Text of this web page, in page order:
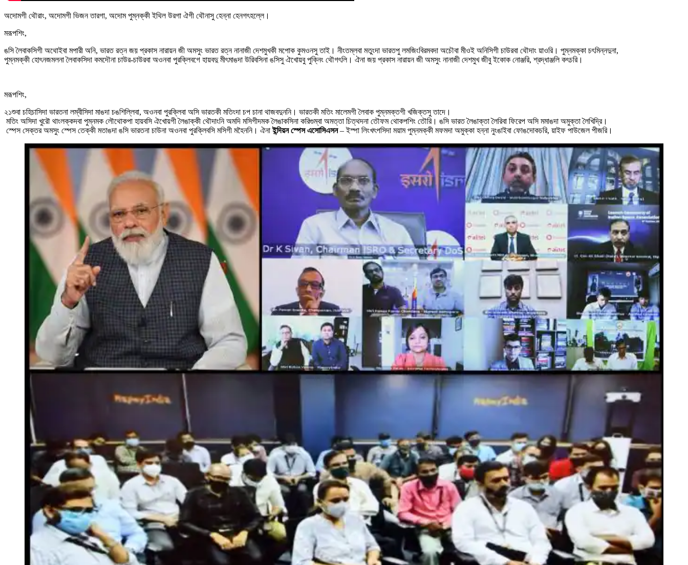
অদোমগী থৌরাং, অদোমগী ভিজন তারগা, অদোম পুম্নক্কী ইথিল উরগা ঐগী থৌনাসু হেন্না হেনগৎহল্লে‍।
মরূপশিং,
ঙসি লৈবাকসিগী অথোইবা মপারী অনি, ভারত রত্ন জয় প্রকাস নারায়ন জী অমসুং ভারত রত্ন নানাজী দেশমুখকী মপোক কুমওনসু তাই‍। নীংতম্লবা মতুংদা ভারতপু লমজিংবিরমবদা অচৌবা মীওই অনিসিগী চাউরবা থৌদাং য়াওরি‍। পুম্নমক্কা চৎমিন্নদুনা,
পুম্নমক্কী হোৎনজমলনা লৈবাকসিদা কমদৌনা চাউর-চাউরবা অওনবা পুরক্লিবগে হায়বদু মীৎমাঙদা উরিবসিনা ঙসিসু ঐখোয়বু পুক্নিং থৌগৎলি‍। ঐনা জয় প্রকাস নারায়ন জী অমসুং নানাজী দেশমুখ জীবু ইকোক নোঞ্জরি, শ্রদ্ধাঞ্জলি কৎচরি‍।
মরূপশিং,
২১শুবা চহিচাসিদা ভারতনা লম্বীসিদা মাঙদা চঙশিল্লিবা, অওনবা পুরক্লিবা অসি ভারতকী মতিংদা চপ চানা থাজবদুননি‍। ভারতকী মতিং মালেমগী লৈবাক পুম্নমক্তগী খজিক্তসু তাদে‍।
মতিং অসিদা খুরৌ থাংলক্কদবা পুম্নমক লৌথোকপা হায়বসি ঐখোয়গী লৈঙাক্কী থৌদাংনি অমদি মসিগীদমক লৈঙাকসিনা করিগুম্বা অমত্তা চিত্থদনা তৌফম থোকপশিং তৌরি‍। ঙসি ভারত লৈঙাক্তা লৈরিবা ফিরেপ অসি মমাঙদা অমুক্তা লৈখিদ্রি‍।
স্পেস সেক্তর অমসুং স্পেস তেক্কী মতাঙদা ঙসি ভারতনা চাউনা অওনবা পুরক্লিবসি মসিগী মহৈননি‍। ঐনাইন্দিয়ন স্পেস এসোসিএসন– ইস্পা লিংখৎপসিদা ময়াম পুম্নমক্কী মফমদা অমুক্কা হন্না নুংঙাইবা ফোঙদোকচরি, য়াইফ পাউজেল পীজরি‍।